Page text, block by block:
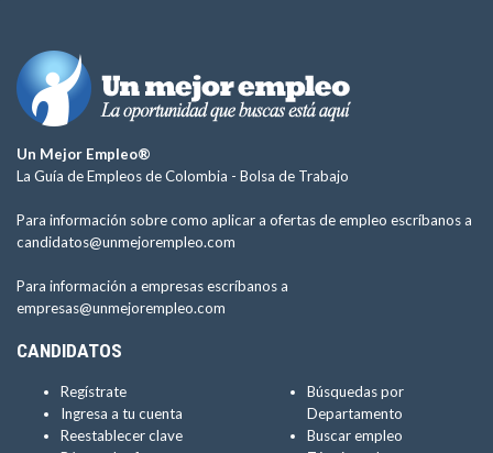
Un Mejor Empleo®
La Guía de Empleos de Colombia - Bolsa de Trabajo
Para información sobre como aplicar a ofertas de empleo escríbanos a
candidatos@unmejorempleo.com
Para información a empresas escríbanos a
empresas@unmejorempleo.com
CANDIDATOS
Regístrate
Ingresa a tu cuenta
Reestablecer clave
Búsquedas por
Departamento
Buscar empleo